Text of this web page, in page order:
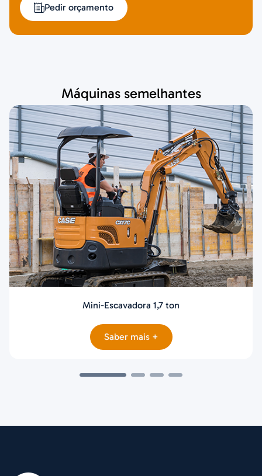
Pedir orçamento
Máquinas semelhantes
Mini-Escavadora 1,7 ton
Saber mais +